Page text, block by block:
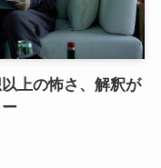
上の怖さ、解釈が